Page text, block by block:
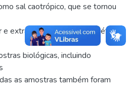
sal caotrópico, que se tornou
e extração de DNA. Este método
biológicas, incluindo
as amostras também foram